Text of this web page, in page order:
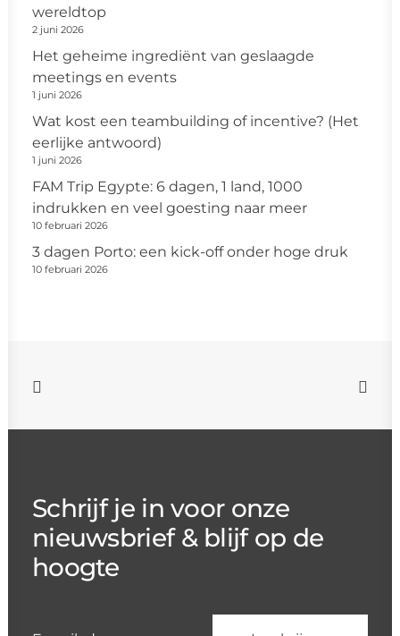
wereldtop
2 juni 2026
Het geheime ingrediënt van geslaagde
meetings en events
1 juni 2026
Wat kost een teambuilding of incentive? (Het
eerlijke antwoord)
1 juni 2026
FAM Trip Egypte: 6 dagen, 1 land, 1000
indrukken en veel goesting naar meer
10 februari 2026
3 dagen Porto: een kick-off onder hoge druk
10 februari 2026
Schrijf je in voor onze
nieuwsbrief & blijf op de
hoogte